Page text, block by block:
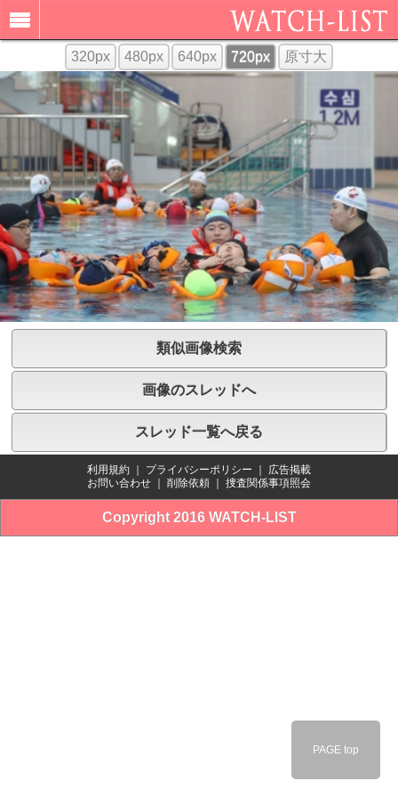
320px 480px 640px 720px 原寸大
類似画像検索
画像のスレッドへ
スレッド一覧へ戻る
利用規約 ｜ プライバシーポリシー ｜ 広告掲載
お問い合わせ ｜ 削除依頼 ｜ 捜査関係事項照会
Copyright 2016 WATCH-LIST
PAGE top